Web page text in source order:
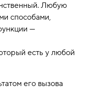
Любую
способами,
—
есть у любой
его вызова